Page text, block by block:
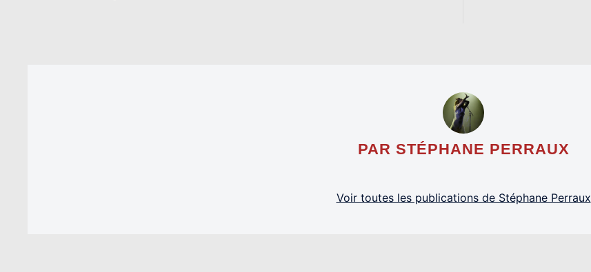
PAR STÉPHANE PERRAUX
Voir toutes les publications de Stéphane Perraux